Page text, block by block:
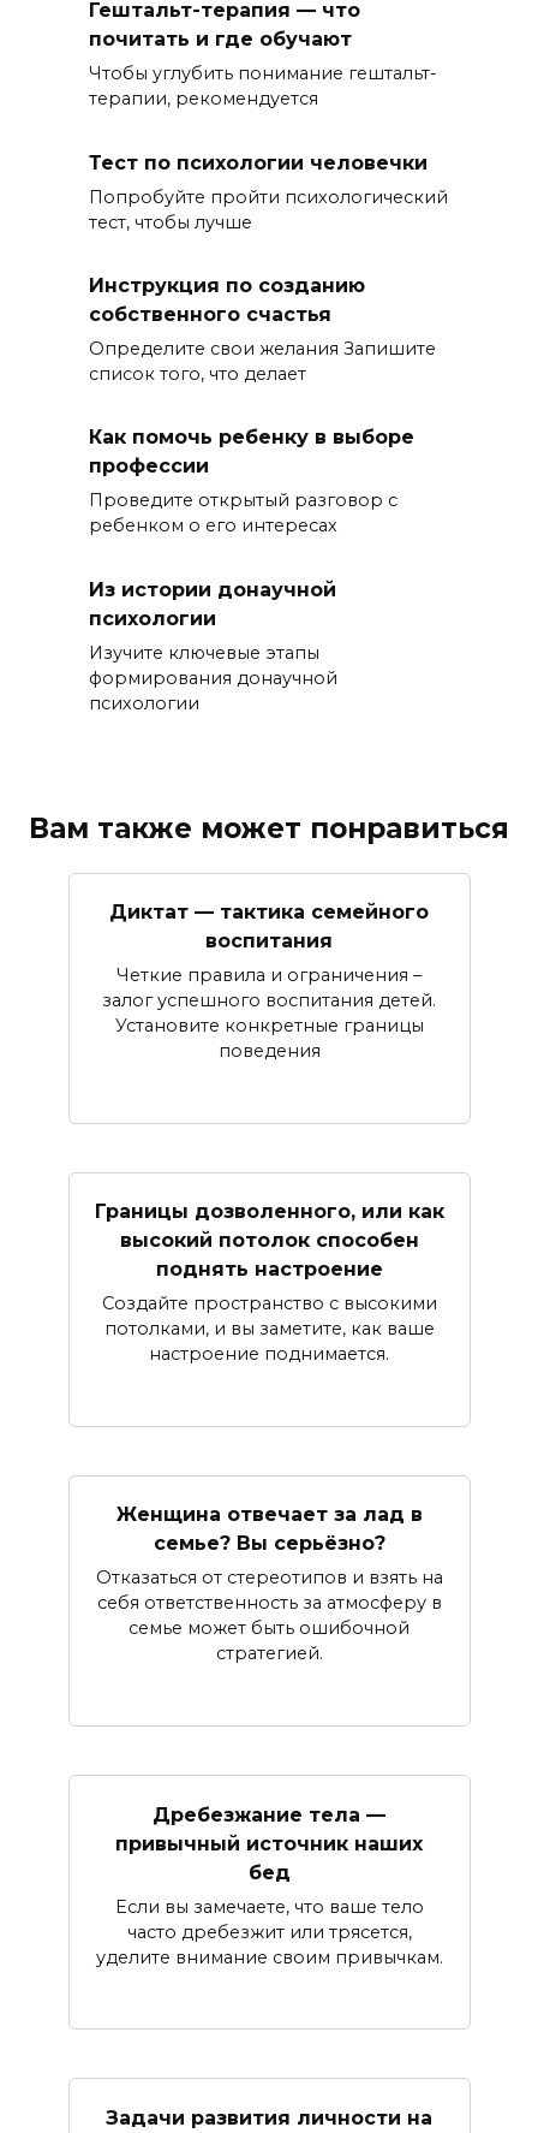
Гештальт-терапия — что
почитать и где обучают
Чтобы углубить понимание гештальт-
терапии, рекомендуется
Тест по психологии человечки
Попробуйте пройти психологический
тест, чтобы лучше
Инструкция по созданию
собственного счастья
Определите свои желания Запишите
список того, что делает
Как помочь ребенку в выборе
профессии
Проведите открытый разговор с
ребенком о его интересах
Из истории донаучной
психологии
Изучите ключевые этапы
формирования донаучной
психологии
Вам также может понравиться
Диктат — тактика семейного
воспитания
Четкие правила и ограничения –
залог успешного воспитания детей.
Установите конкретные границы
поведения
Границы дозволенного, или как
высокий потолок способен
поднять настроение
Создайте пространство с высокими
потолками, и вы заметите, как ваше
настроение поднимается.
Женщина отвечает за лад в
семье? Вы серьёзно?
Отказаться от стереотипов и взять на
себя ответственность за атмосферу в
семье может быть ошибочной
стратегией.
Дребезжание тела —
привычный источник наших
бед
Если вы замечаете, что ваше тело
часто дребезжит или трясется,
уделите внимание своим привычкам.
Задачи развития личности на